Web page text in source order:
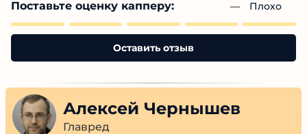
Поставьте оценку капперу: — Плохо
Оставить отзыв
Алексей Чернышев
Главред